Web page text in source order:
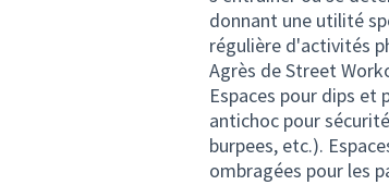
donnant une utilité
régulière d'activités
Agrès de Street
Espaces pour dips et
antichoc pour
burpees, etc.).
ombragées pour les